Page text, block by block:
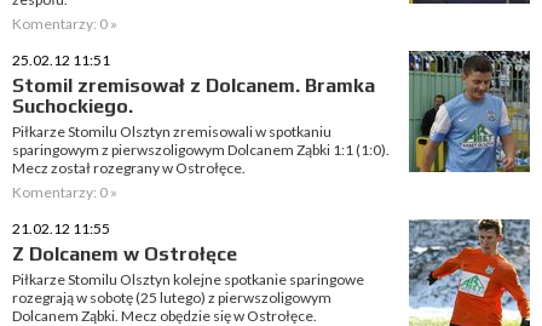
Komentarzy: 0 »
25.02.12 11:51
Stomil zremisował z Dolcanem. Bramka
Suchockiego.
Piłkarze Stomilu Olsztyn zremisowali w spotkaniu
sparingowym z pierwszoligowym Dolcanem Ząbki 1:1 (1:0).
Mecz został rozegrany w Ostrołęce.
Komentarzy: 0 »
21.02.12 11:55
Z Dolcanem w Ostrołęce
Piłkarze Stomilu Olsztyn kolejne spotkanie sparingowe
rozegrają w sobotę (25 lutego) z pierwszoligowym
Dolcanem Ząbki. Mecz obędzie się w Ostrołęce.